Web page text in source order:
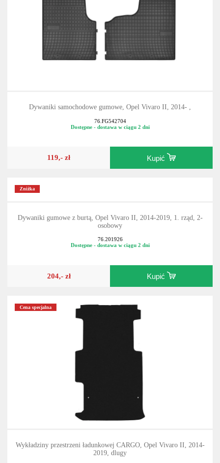
Dywaniki samochodowe gumowe, Opel Vivaro II, 2014- ,
76.FG542704
Dostępne - dostawa w ciągu 2 dni
119,- zł Kupić
Zniżka
Dywaniki gumowe z burtą, Opel Vivaro II, 2014-2019, 1. rząd, 2-
osobowy
76.201926
Dostępne - dostawa w ciągu 2 dni
204,- zł Kupić
Cena specjalna
Wykładziny przestrzeni ładunkowej CARGO, Opel Vivaro II, 2014-
2019, dlugy